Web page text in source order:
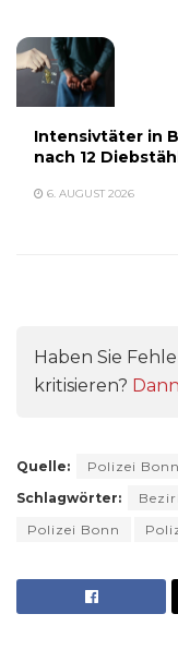
Intensivtäter in
nach 12
6. AUGUST 2026
Haben Sie
kritisieren?
Quelle:
Polizei Bonn
Schlagwörter:
Polizei Bonn